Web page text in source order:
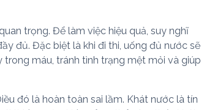
trọng. Để làm việc hiệu quả, suy nghĩ
đủ. Đặc biệt là khi đi thi, uống đủ nước sẽ
máu, tránh tình trạng mệt mỏi và giúp
đó là hoàn toàn sai lầm. Khát nước là tín